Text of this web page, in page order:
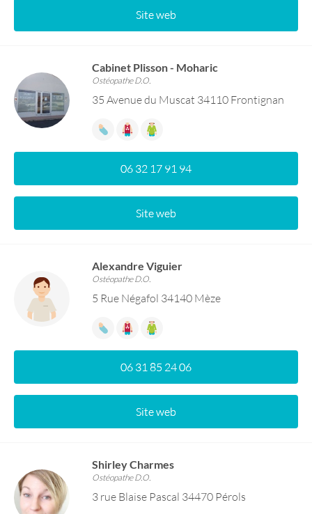
Site web
Cabinet Plisson - Moharic
Ostéopathe D.O.
35 Avenue du Muscat 34110 Frontignan
06 32 17 91 94
Site web
Alexandre Viguier
Ostéopathe D.O.
5 Rue Négafol 34140 Mèze
06 31 85 24 06
Site web
Shirley Charmes
Ostéopathe D.O.
3 rue Blaise Pascal 34470 Pérols